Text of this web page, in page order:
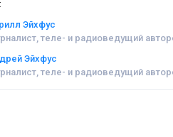
Эйхфус
теле- и радиоведущий
Эйхфус
теле- и радиоведущий